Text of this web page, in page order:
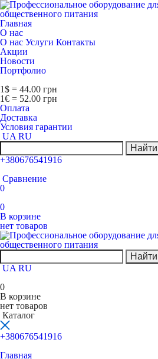
Главная
О нас
О нас Услуги Контакты
Акции
Новости
Портфолио
1$ = 44.00 грн
1€ = 52.00 грн
Оплата
Доставка
Условия гарантии
UA RU
Найти
+380676541916
Сравнение
0
0
В корзине
нет товаров
Найти
UA RU
0
В корзине
нет товаров
Каталог
+380676541916
Главная